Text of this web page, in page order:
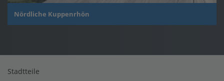
Nördliche Kuppenrhön
Stadtteile